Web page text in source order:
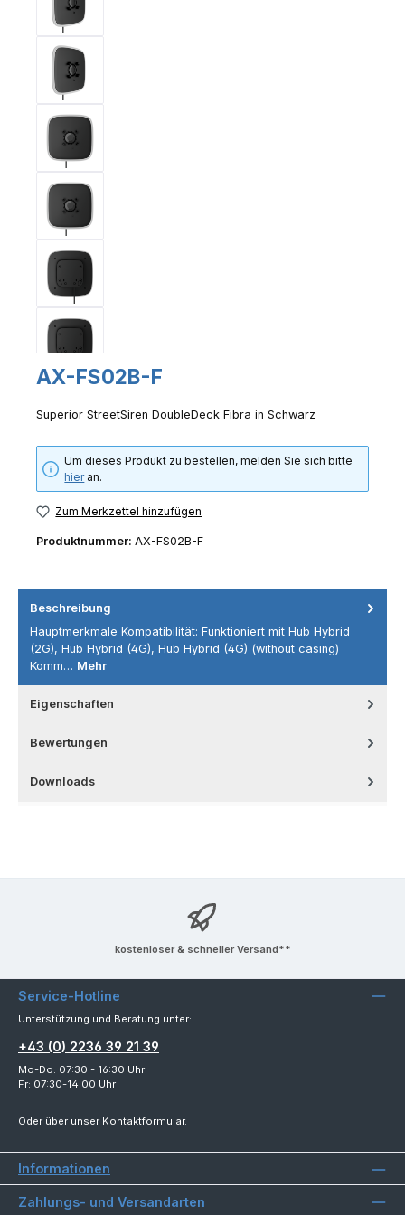
AX-FS02B-F
Superior StreetSiren DoubleDeck Fibra in Schwarz
Um dieses Produkt zu bestellen, melden Sie sich bitte
hieran.
Zum Merkzettel hinzufügen
Produktnummer: AX-FS02B-F
Beschreibung
Hauptmerkmale Kompatibilität: Funktioniert mit Hub Hybrid
(2G), Hub Hybrid (4G), Hub Hybrid (4G) (without casing)
Komm… Mehr
Eigenschaften
Bewertungen
Downloads
kostenloser & schneller Versand**
Service-Hotline
Unterstützung und Beratung unter:
+43 (0) 2236 39 21 39
Mo-Do: 07:30 - 16:30 Uhr
Fr: 07:30-14:00 Uhr
Oder über unser Kontaktformular.
Informationen
Zahlungs- und Versandarten